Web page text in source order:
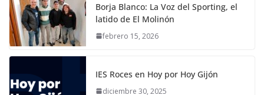
Borja Blanco: La Voz del Sporting, el
latido de El Molinón
febrero 15, 2026
IES Roces en Hoy por Hoy Gijón
diciembre 30, 2025